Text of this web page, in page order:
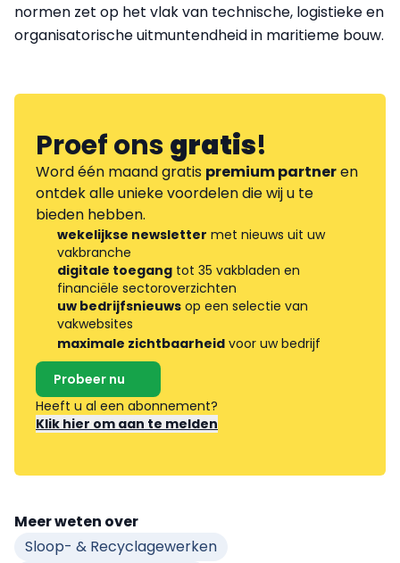
normen zet op het vlak van technische, logistieke en
organisatorische uitmuntendheid in maritieme bouw.
Proef onsgratis!
Word één maand gratis premium partneren
ontdek alle unieke voordelen die wij u te
bieden hebben.
wekelijkse newsletter met nieuws uit uw
vakbranche
digitale toegang tot 35 vakbladen en
financiële sectoroverzichten
uw bedrijfsnieuws op een selectie van
vakwebsites
maximale zichtbaarheid voor uw bedrijf
Probeer nu
Heeft u al een abonnement?
Klik hier om aan te melden
Meer weten over
Sloop- & Recyclagewerken